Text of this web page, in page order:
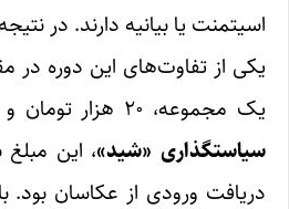
اسیتمنت یا بیانیه دارند. در
یکی از تفاوت‌های این دوره در
یک مجموعه، ۲۰ هزار تومان و برای دو مجموعه، ۳۵ هزار تومان بوده است که به گفته
سیاست‎گذاری «شید»
، این